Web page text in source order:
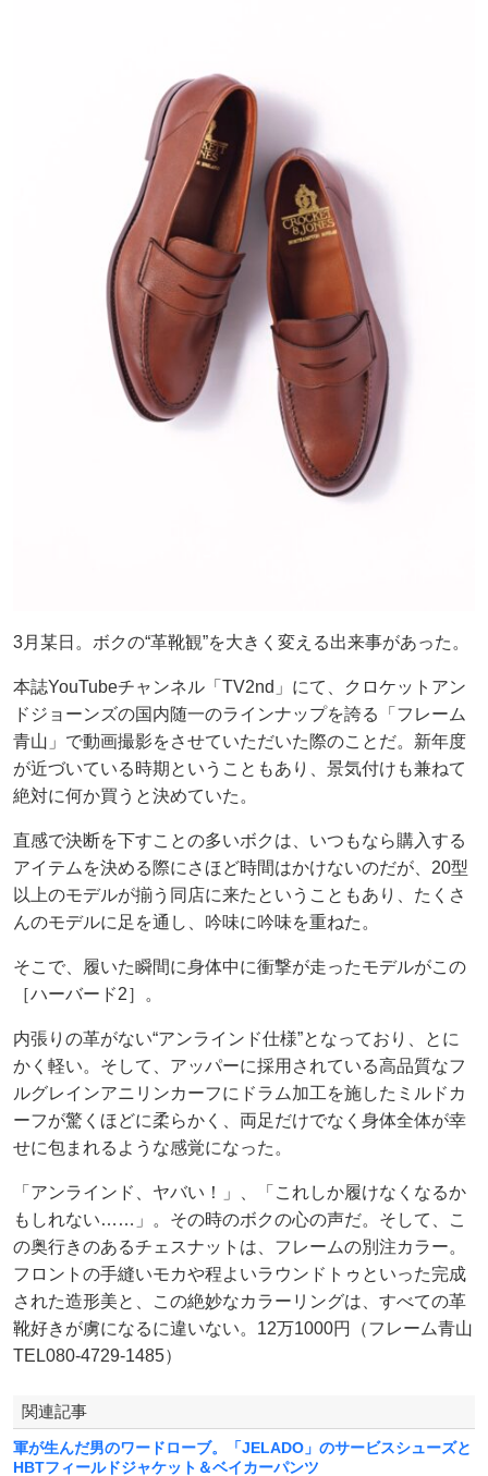
3月某日。ボクの“革靴観”を大きく変える出来事があった。
本誌YouTubeチャンネル「TV2nd」にて、クロケットアン
ドジョーンズの国内随一のラインナップを誇る「フレーム
青山」で動画撮影をさせていただいた際のことだ。新年度
が近づいている時期ということもあり、景気付けも兼ねて
絶対に何か買うと決めていた。
直感で決断を下すことの多いボクは、いつもなら購入する
アイテムを決める際にさほど時間はかけないのだが、20型
以上のモデルが揃う同店に来たということもあり、たくさ
んのモデルに足を通し、吟味に吟味を重ねた。
そこで、履いた瞬間に身体中に衝撃が走ったモデルがこの
［ハーバード2］。
内張りの革がない“アンラインド仕様”となっており、とに
かく軽い。そして、アッパーに採用されている高品質なフ
ルグレインアニリンカーフにドラム加工を施したミルドカ
ーフが驚くほどに柔らかく、両足だけでなく身体全体が幸
せに包まれるような感覚になった。
「アンラインド、ヤバい！」、「これしか履けなくなるか
もしれない……」。その時のボクの心の声だ。そして、こ
の奥行きのあるチェスナットは、フレームの別注カラー。
フロントの手縫いモカや程よいラウンドトゥといった完成
された造形美と、この絶妙なカラーリングは、すべての革
靴好きが虜になるに違いない。12万1000円（フレーム青山
TEL080-4729-1485）
関連記事
軍が生んだ男のワードローブ。「JELADO」のサービスシューズと
HBTフィールドジャケット＆ベイカーパンツ